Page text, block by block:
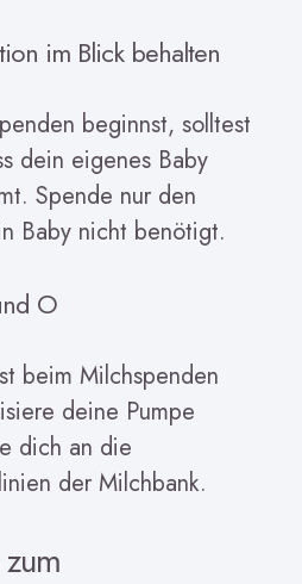
im Blick behalten
beginnst, solltest
dein eigenes Baby
Spende nur den
Baby nicht benötigt.
O
beim Milchspenden
deine Pumpe
dich an die
der Milchbank.